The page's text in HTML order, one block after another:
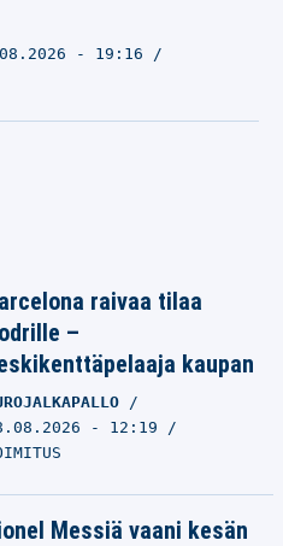
- 19:16
raivaa tilaa
–
kaupan
- 12:19
Messiä vaani kesän